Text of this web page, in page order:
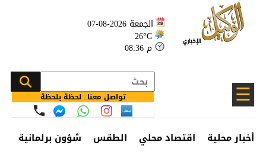
الجمعة 2026-08-07
26°C
08:36 م
☰ تواصل معنا.. لحظة بلحظة
أخبار محلية اقتصاد محلي الطقس شؤون برلمانية